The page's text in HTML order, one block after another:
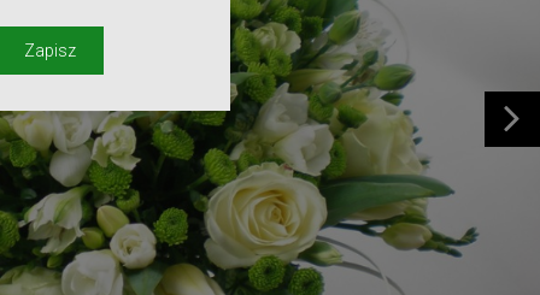
Zapisz